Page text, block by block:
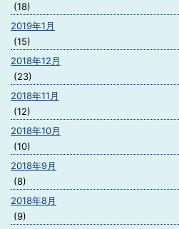
(18)
2019年1月
(15)
2018年12月
(23)
2018年11月
(12)
2018年10月
(10)
2018年9月
(8)
2018年8月
(9)